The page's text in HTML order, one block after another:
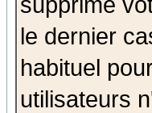
le dernier
habituel
utilisateurs